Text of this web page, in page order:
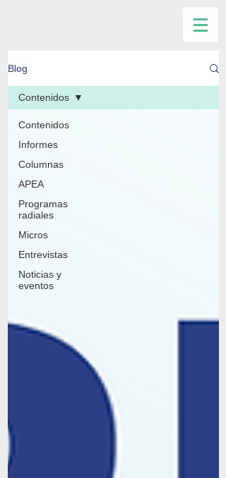
Blog
Contenidos
Informes
Columnas
APEA
Programas
radiales
Micros
Entrevistas
Noticias y
eventos
Contenidos